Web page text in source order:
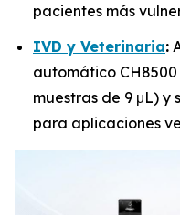
pacientes más
IVD y Veterinaria:
automático
muestras de 9 μL) y
para aplicaciones